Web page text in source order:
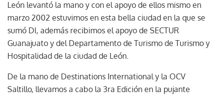
León levantó la mano y con el apoyo de ellos mismo en
marzo 2002 estuvimos en esta bella ciudad en la que se
sumó DI, además recibimos el apoyo de SECTUR
Guanajuato y del Departamento de Turismo de Turismo y
Hospitalidad de la ciudad de León.
De la mano de Destinations International y la OCV
Saltillo, llevamos a cabo la 3ra Edición en la pujante